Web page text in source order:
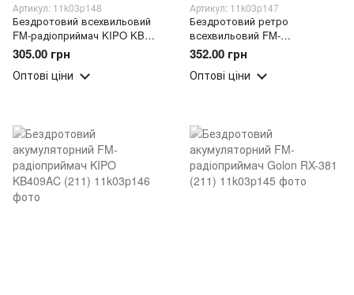
Артикул: 11k03p148
Бездротовий всехвильовий
FM-радіоприймач KIPO KB
308AC (211)
305.00 грн
Оптові ціни
Артикул: 11k03p147
Бездротовий ретро
всехвильовий FM-
радіоприймач KIPO KB408AC
(211)
352.00 грн
Оптові ціни